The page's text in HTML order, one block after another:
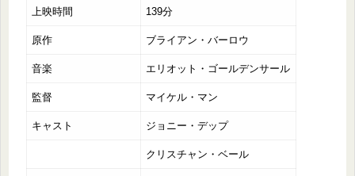
上映時間 139分
原作 ブライアン・バーロウ
音楽 エリオット・ゴールデンサール
監督 マイケル・マン
キャスト ジョニー・デップ
クリスチャン・ベール